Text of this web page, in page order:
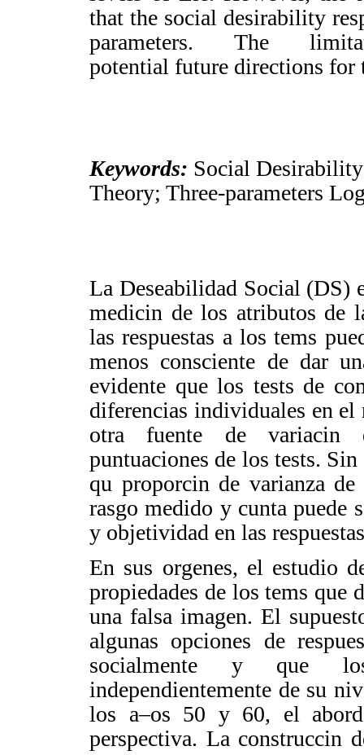
that the social desirability
parameters. The
potential future directions for
Keywords: Social
Theory; Three-parameters
La Deseabilidad Social (DS)
medicin de los atributos de
las respuestas a los tems
menos consciente de dar
evidente que los tests de
diferencias individuales en el
otra fuente de variacin
puntuaciones de los tests.
qu proporcin de varianza
rasgo medido y cunta
y objetividad en las
En sus orgenes, el estudio
propiedades de los tems que
una falsa imagen. El
algunas opciones de
socialmente y que
independientemente de su
los a–os 50 y 60, el
perspectiva. La construccin